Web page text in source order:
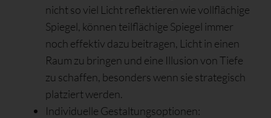
nicht so viel Licht reflektieren wie vollflächige
Spiegel, können teilflächige Spiegel immer
noch effektiv dazu beitragen, Licht in einen
Raum zu bringen und eine Illusion von Tiefe
zu schaffen, besonders wenn sie strategisch
platziert werden.
Individuelle Gestaltungsoptionen: